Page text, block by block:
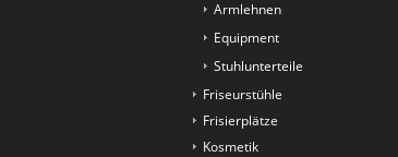
Armlehnen
Equipment
Stuhlunterteile
Friseurstühle
Frisierplätze
Kosmetik